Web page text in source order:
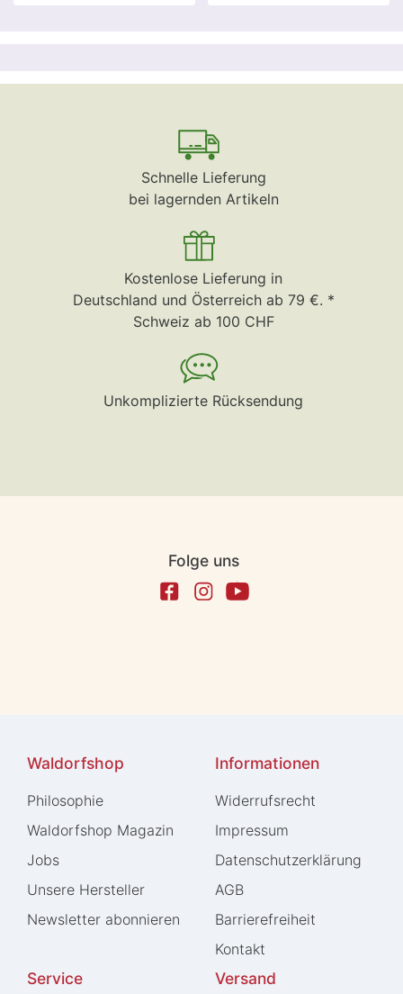
Schnelle Lieferung
bei lagernden Artikeln
Kostenlose Lieferung in
Deutschland und Österreich ab 79 €. *
Schweiz ab 100 CHF
Unkomplizierte Rücksendung
Folge uns
Waldorfshop
Philosophie
Waldorfshop Magazin
Jobs
Unsere Hersteller
Newsletter abonnieren
Informationen
Widerrufs­recht
Impressum
Daten­schutz­erklärung
AGB
Barrierefreiheit
Kontakt
Service Versand